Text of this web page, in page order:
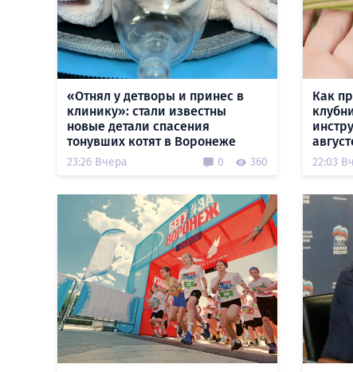
«Отнял у детворы и принес в
клинику»: стали известны
новые детали спасения
тонувших котят в Воронеже
23:26 Вчера 0 360
Как
22:03